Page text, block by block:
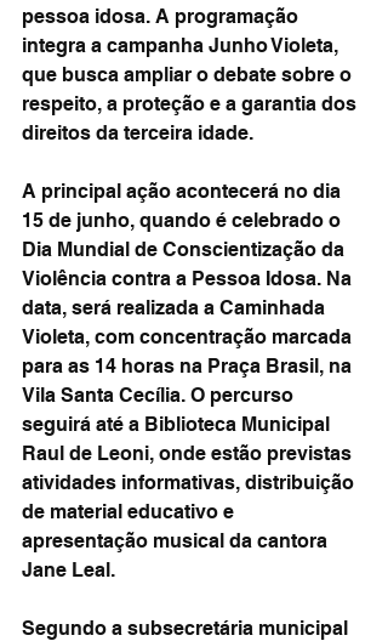
pessoa idosa. A programação
integra a campanha Junho Violeta,
que busca ampliar o debate sobre o
respeito, a proteção e a garantia dos
direitos da terceira idade.
A principal ação acontecerá no dia
15 de junho, quando é celebrado o
Dia Mundial de Conscientização da
Violência contra a Pessoa Idosa. Na
data, será realizada a Caminhada
Violeta, com concentração marcada
para as 14 horas na Praça Brasil, na
Vila Santa Cecília. O percurso
seguirá até a Biblioteca Municipal
Raul de Leoni, onde estão previstas
atividades informativas, distribuição
de material educativo e
apresentação musical da cantora
Jane Leal.
Segundo a subsecretária municipal